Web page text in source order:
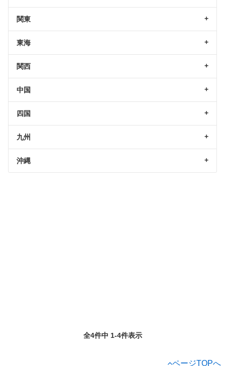
関東
東海
関西
中国
四国
九州
沖縄
全4件中 1-4件表示
ページTOPへ